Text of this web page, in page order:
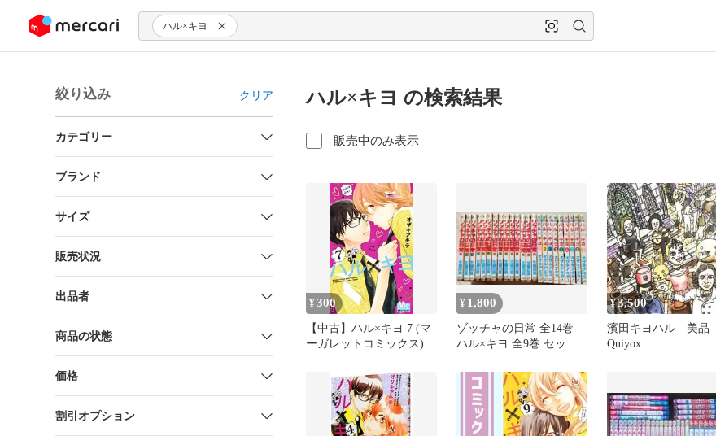
ツにスキップ ハル×キヨ
絞り込み クリア
カテゴリー
ブランド
サイズ
販売状況
出品者
商品の状態
価格
割引オプション
ハル×キヨ の検索結果
販売中のみ表示
¥300
【中古】ハル×キヨ 7 (マ
ーガレットコミックス)
¥ 1,800
ゾッチャの日常 全14巻
ハル×キヨ 全9巻 セッ
料無料
¥3,500
濱田キヨハル 美品
Quiyox